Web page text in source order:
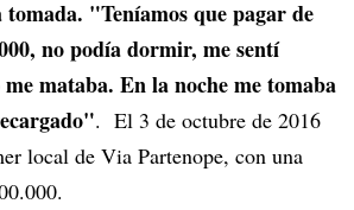
tomada. "Teníamos que pagar de
no podía dormir, me sentí
mataba. En la noche me tomaba
. El 3 de octubre de 2016
local de Via Partenope, con una